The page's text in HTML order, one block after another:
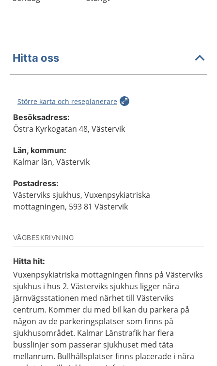
Hitta oss
Större karta och reseplanerare
Besöksadress:
Östra Kyrkogatan 48, Västervik
Län, kommun:
Kalmar län, Västervik
Postadress:
Västerviks sjukhus, Vuxenpsykiatriska
mottagningen, 593 81 Västervik
VÄGBESKRIVNING
Hitta hit:
Vuxenpsykiatriska mottagningen finns på Västerviks
sjukhus i hus 2. Västerviks sjukhus ligger nära
järnvägsstationen med närhet till Västerviks
centrum. Kommer du med bil kan du parkera på
någon av de parkeringsplatser som finns på
sjukhusområdet. Kalmar Länstrafik har flera
busslinjer som passerar sjukhuset med täta
mellanrum. Bullhållsplatser finns placerade i nära